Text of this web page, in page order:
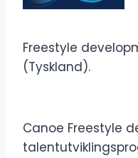
Freestyle
(Tyskland).
Canoe Freestyle